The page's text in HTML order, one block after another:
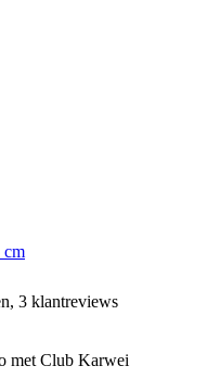
cm
3 klantreviews
met Club Karwei